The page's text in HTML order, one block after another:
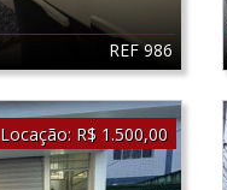
REF 986
Locação: R$ 1.500,00